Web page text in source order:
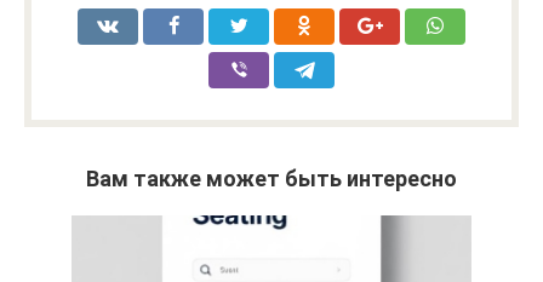
Вам также может быть интересно